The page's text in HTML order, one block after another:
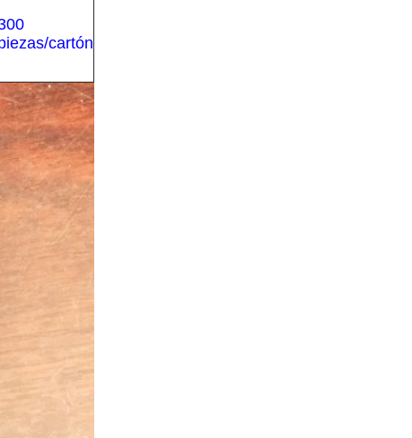
cartón